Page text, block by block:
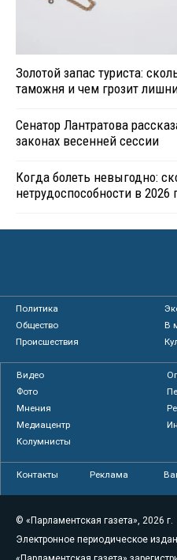
Золотой запас туриста:
таможня и чем грозит
Сенатор Лантратова
законах весенней сессии
Когда болеть невыгодно:
нетрудоспособности в 2026
Политика
Общество
В
Происшествия
Видео
Фото
Мнения
Медиацентр
Колумнисты
Контакты Реклама
© «Парламентская газета», 2026 г.
Электронное периодическое